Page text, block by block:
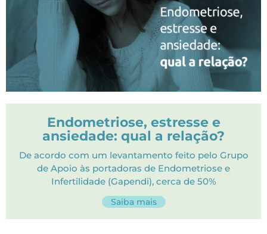
Endometriose, estresse e
ansiedade: qual a relação?
De acordo com um levantamento feito pelo Grupo
de Apoio às portadoras de Endometriose e
Infertilidade (Gapendi), cerca de 50%
Saiba mais